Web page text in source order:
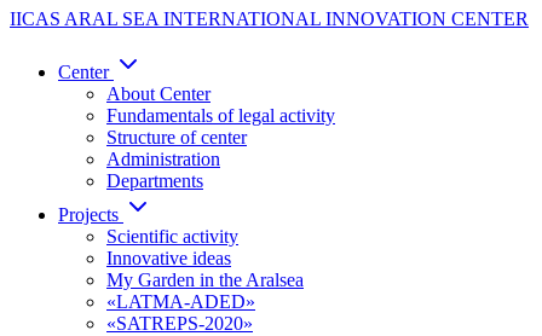
IICAS ARAL SEA INTERNATIONAL INNOVATION CENTER
Center
About Center
Fundamentals of legal activity
Structure of center
Administration
Departments
Projects
Scientific activity
Innovative ideas
My Garden in the Aralsea
«LATMA-ADED»
«SATREPS-2020»